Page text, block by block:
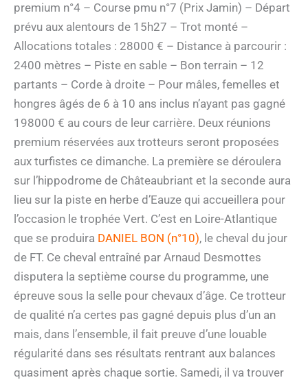
premium n°4 – Course pmu n°7 (Prix Jamin) – Départ
prévu aux alentours de 15h27 – Trot monté –
Allocations totales : 28000 € – Distance à parcourir :
2400 mètres – Piste en sable – Bon terrain – 12
partants – Corde à droite – Pour mâles, femelles et
hongres âgés de 6 à 10 ans inclus n’ayant pas gagné
198000 € au cours de leur carrière. Deux réunions
premium réservées aux trotteurs seront proposées
aux turfistes ce dimanche. La première se déroulera
sur l’hippodrome de Châteaubriant et la seconde aura
lieu sur la piste en herbe d’Eauze qui accueillera pour
l’occasion le trophée Vert. C’est en Loire-Atlantique
que se produira DANIEL BON (n°10), le cheval du jour
de FT. Ce cheval entraîné par Arnaud Desmottes
disputera la septième course du programme, une
épreuve sous la selle pour chevaux d’âge. Ce trotteur
de qualité n’a certes pas gagné depuis plus d’un an
mais, dans l’ensemble, il fait preuve d’une louable
régularité dans ses résultats rentrant aux balances
quasiment après chaque sortie. Samedi, il va trouver